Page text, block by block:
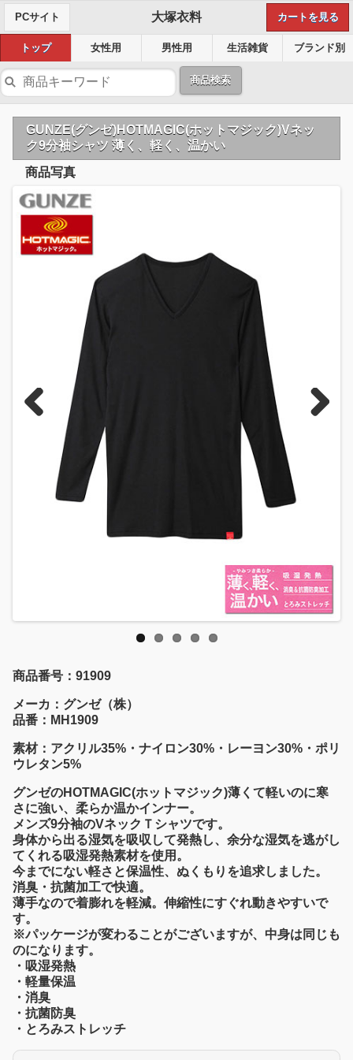
PCサイト 大塚衣料 カートを見る
トップ 女性用 男性用 生活雑貨 ブランド別
商品検索
GUNZE(グンゼ)HOTMAGIC(ホットマジック)Vネッ
ク9分袖シャツ 薄く、軽く、温かい
商品写真
Previous
商品番号：91909
メーカ：グンゼ（株）
品番：MH1909
素材：アクリル35%・ナイロン30%・レーヨン30%・ポリ
ウレタン5%
グンゼのHOTMAGIC(ホットマジック)薄くて軽いのに寒
さに強い、柔らか温かインナー。
メンズ9分袖のVネックＴシャツです。
身体から出る湿気を吸収して発熱し、余分な湿気を逃がし
てくれる吸湿発熱素材を使用。
今までにない軽さと保温性、ぬくもりを追求しました。
消臭・抗菌加工で快適。
薄手なので着膨れを軽減。伸縮性にすぐれ動きやすいで
す。
※パッケージが変わることがございますが、中身は同じも
のになります。
・吸湿発熱
・軽量保温
・消臭
・抗菌防臭
・とろみストレッチ